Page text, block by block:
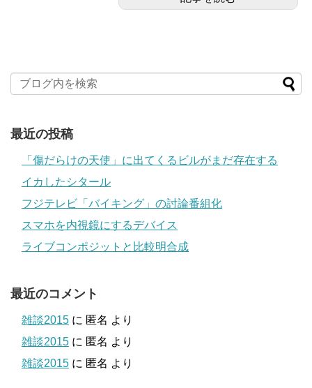
最近の投稿
「傷だらけの天使」に出てくるビルがまだ存在する
イカしたシタール
フジテレビ「バイキング」の討論番組化
スマホを内視鏡にするデバイス
ライブコンポジットと比較明合成
最近のコメント
雑談2015 に 匿名 より
雑談2015 に 匿名 より
雑談2015 に 匿名 より